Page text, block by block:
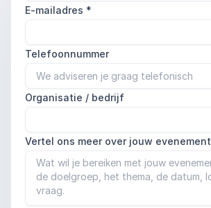
E-mailadres *
Telefoonnummer
Organisatie / bedrijf
Vertel ons meer over jouw evenement